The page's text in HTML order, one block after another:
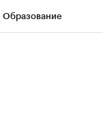
Образование